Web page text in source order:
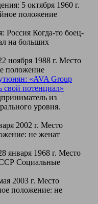
5 октября 1960 г.
положение
Россия Когда-то боец-
на больших
ноября 1988 г. Место
положение
«AVA Group
свой потенциал»
из
уровня.
2002 г. Место
не женат
января 1968 г. Место
Социальные
2003 г. Место
положение: не